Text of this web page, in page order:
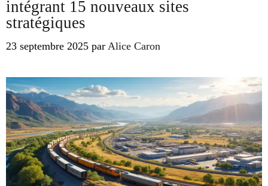
intégrant 15 nouveaux sites
stratégiques
23 septembre 2025 par Alice Caron